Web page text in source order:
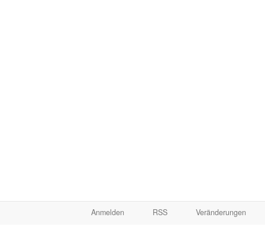
Anmelden RSS Veränderungen